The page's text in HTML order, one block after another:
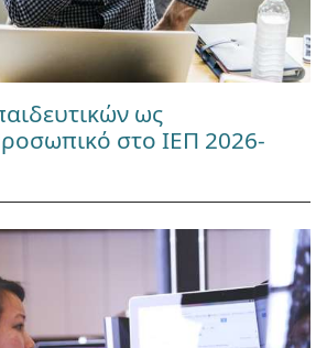
ως
στο ΙΕΠ 2026-